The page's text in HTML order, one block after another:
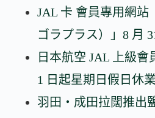
JAL 卡 會員專用網站
ゴラプラス）」8 月
日本航空 JAL 上級會
1 日起星期日假日休業
羽田・成田拉闊推出